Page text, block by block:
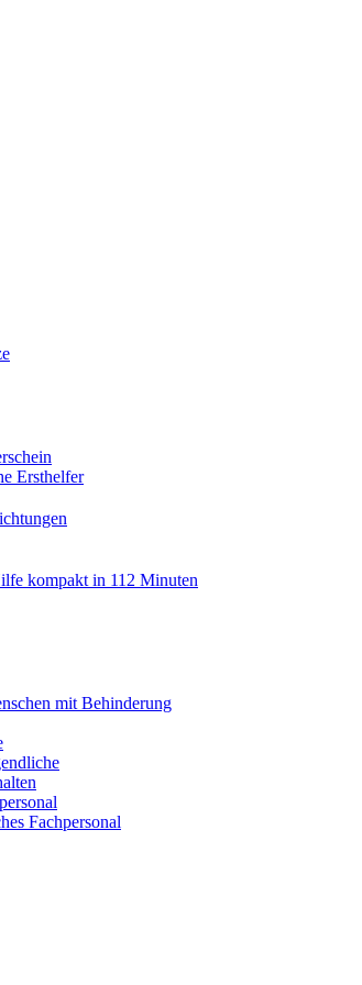
Ersthelfer
kompakt in 112 Minuten
mit Behinderung
Fachpersonal